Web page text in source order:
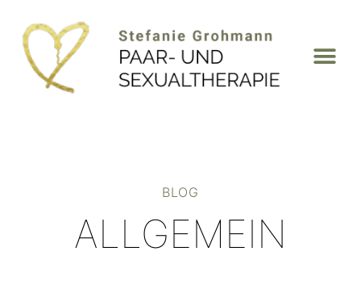
BLOG
ALLGEMEIN